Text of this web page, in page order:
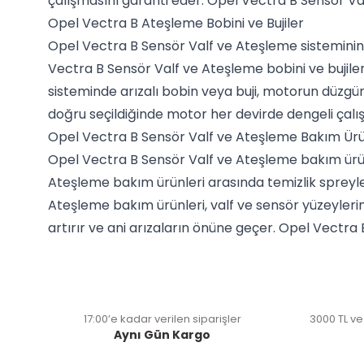
Opel Vectra B Ateşleme Bobini ve Bujiler
Opel Vectra B Sensör Valf ve Ateşleme
Vectra B Sensör Valf ve Ateşleme bobini ve
sisteminde arızalı bobin veya buji, motorun
doğru seçildiğinde motor her devirde dengeli
Opel Vectra B Sensör Valf ve Ateşleme Bakım
Opel Vectra B Sensör Valf ve Ateşleme bakım
Ateşleme bakım ürünleri arasında temizlik
Ateşleme bakım ürünleri, valf ve sensör
artırır ve ani arızaların önüne geçer. Opel
17:00’e kadar verilen siparişler
Aynı Gün Kargo
3000 TL